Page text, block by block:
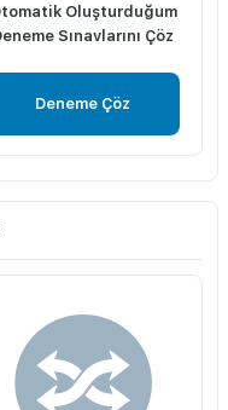
Oluşturduğum
Sınavlarını Çöz
Deneme Çöz